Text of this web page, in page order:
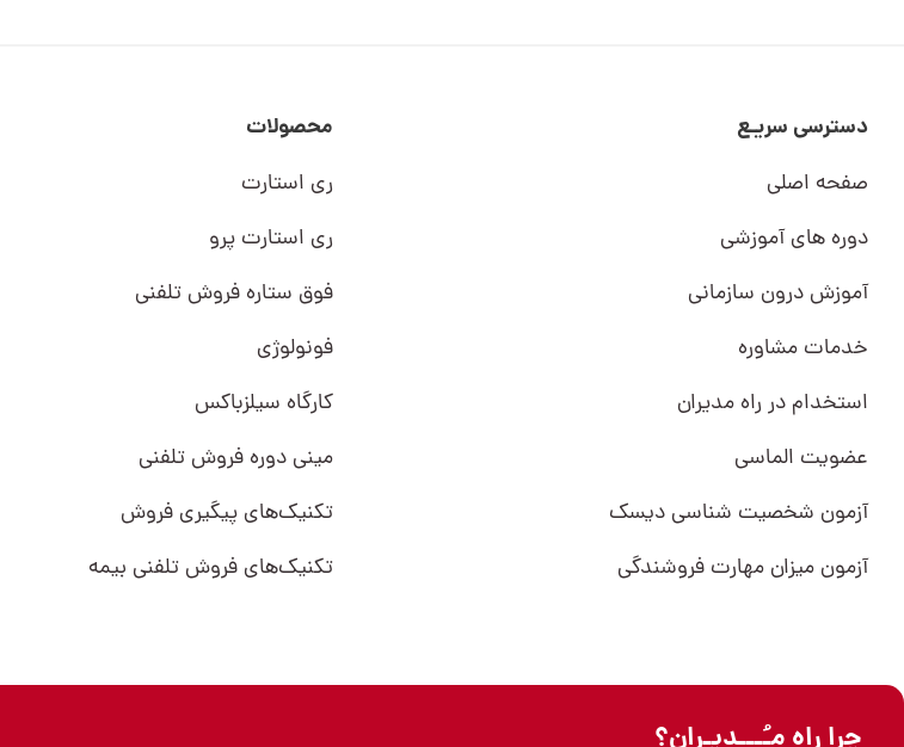
دسترسی سریـع
صفحه اصلی
دوره های آموزشی
آموزش درون سازمانی
خدمات مشاوره
استخدام در راه مدیران
عضویت الماسی
آزمون شخصیت شناسی دیسک
آزمون میزان مهارت فروشندگی
محصولات
ری استارت
ری استارت پرو
فوق ستاره فروش تلفنی
فونولوژی
کارگاه سیلزباکس
مینی دوره فروش تلفنی
تکنیک‌های پیگیری فروش
تکنیک‌های فروش تلفنی بیمه